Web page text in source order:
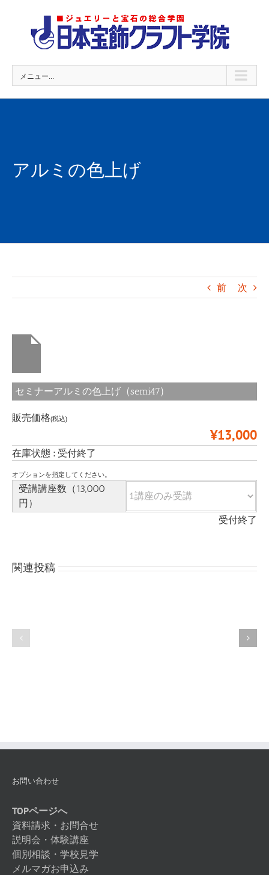
メニュー...
アルミの色上げ
前 次
セミナーアルミの色上げ (semi47)
販売価格(税込)
¥13,000
在庫状態 : 受付終了
オプションを指定してください。
受講講座数（13,000
円）
受付終了
関連投稿
お問い合わせ
TOPページへ
資料請求・お問合せ
説明会・体験講座
個別相談・学校見学
メルマガお申込み